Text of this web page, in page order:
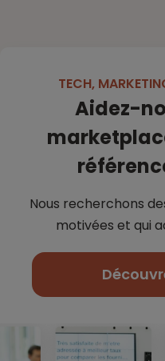
TECH,
Aidez-
Nous recherchons
motivées et qui